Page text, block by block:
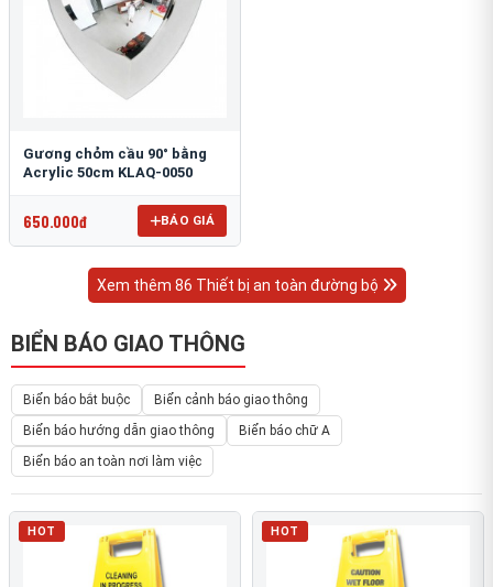
Gương chỏm cầu 90° bằng
Acrylic 50cm KLAQ-0050
650.000đ BÁO GIÁ
Xem thêm 86 Thiết bị an toàn đường bộ
BIỂN BÁO GIAO THÔNG
Biển báo bắt buộc
Biển cảnh báo giao thông
Biển báo hướng dẫn giao thông
Biển báo chữ A
Biển báo an toàn nơi làm việc
HOT HOT